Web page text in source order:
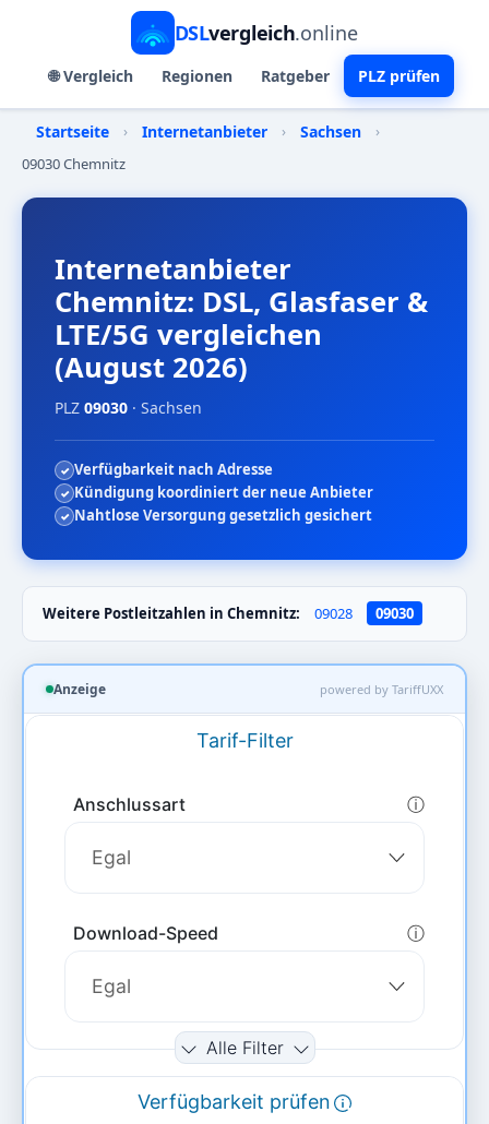
DSLvergleich.online
🌐 Vergleich Regionen Ratgeber PLZ prüfen
Startseite › Internetanbieter › Sachsen
›
09030 Chemnitz
Internetanbieter
Chemnitz: DSL, Glasfaser &
LTE/5G vergleichen
(August 2026)
PLZ 09030 · Sachsen
Verfügbarkeit nach Adresse
Kündigung koordiniert der neue Anbieter
Nahtlose Versorgung gesetzlich gesichert
Weitere Postleitzahlen in Chemnitz: 09028 09030
Anzeige powered by TariffUXX